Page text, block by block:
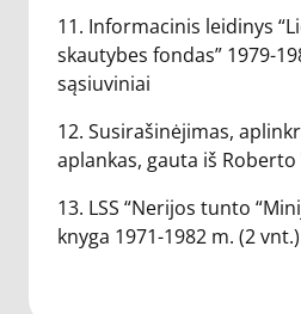
11. Informacinis leidinys
skautybes fondas” 1979-
sąsiuviniai
12. Susirašinėjimas,
aplankas, gauta iš Roberto
13. LSS “Nerijos tunto
knyga 1971-1982 m. (2 vnt.)